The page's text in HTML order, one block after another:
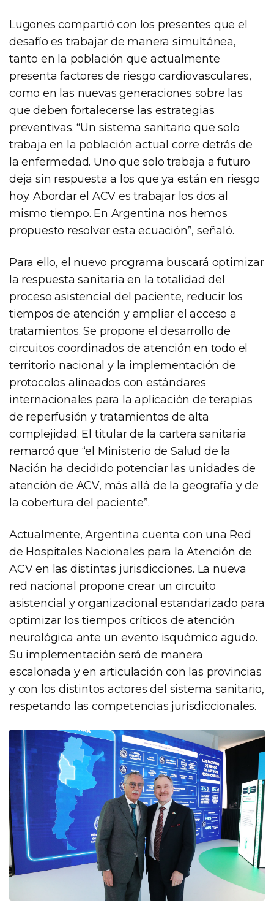
Lugones compartió con los presentes que el
desafío es trabajar de manera simultánea,
tanto en la población que actualmente
presenta factores de riesgo cardiovasculares,
como en las nuevas generaciones sobre las
que deben fortalecerse las estrategias
preventivas. “Un sistema sanitario que solo
trabaja en la población actual corre detrás de
la enfermedad. Uno que solo trabaja a futuro
deja sin respuesta a los que ya están en riesgo
hoy. Abordar el ACV es trabajar los dos al
mismo tiempo. En Argentina nos hemos
propuesto resolver esta ecuación”, señaló.
Para ello, el nuevo programa buscará optimizar
la respuesta sanitaria en la totalidad del
proceso asistencial del paciente, reducir los
tiempos de atención y ampliar el acceso a
tratamientos. Se propone el desarrollo de
circuitos coordinados de atención en todo el
territorio nacional y la implementación de
protocolos alineados con estándares
internacionales para la aplicación de terapias
de reperfusión y tratamientos de alta
complejidad. El titular de la cartera sanitaria
remarcó que “el Ministerio de Salud de la
Nación ha decidido potenciar las unidades de
atención de ACV, más allá de la geografía y de
la cobertura del paciente”.
Actualmente, Argentina cuenta con una Red
de Hospitales Nacionales para la Atención de
ACV en las distintas jurisdicciones. La nueva
red nacional propone crear un circuito
asistencial y organizacional estandarizado para
optimizar los tiempos críticos de atención
neurológica ante un evento isquémico agudo.
Su implementación será de manera
escalonada y en articulación con las provincias
y con los distintos actores del sistema sanitario,
respetando las competencias jurisdiccionales.